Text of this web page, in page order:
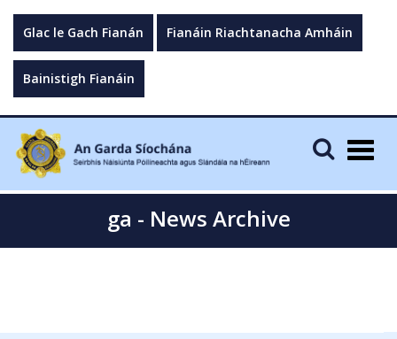
Glac le Gach Fianán Fianáin Riachtanacha Amháin
Bainistigh Fianáin
ga - News Archive